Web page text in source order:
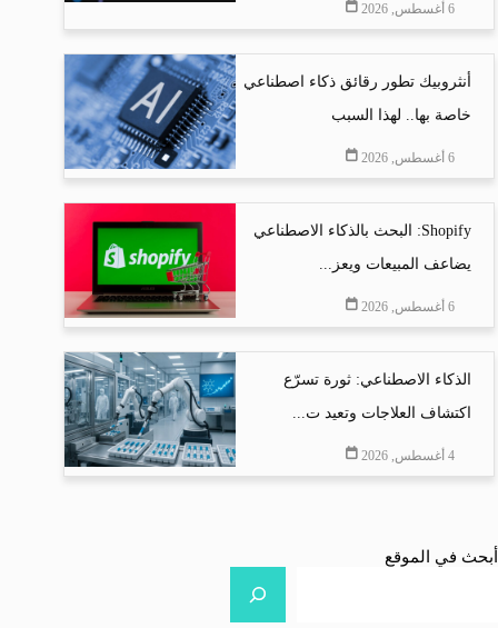
6 أغسطس, 2026
أنثروبيك تطور رقائق ذكاء اصطناعي
خاصة بها.. لهذا السبب
6 أغسطس, 2026
Shopify: البحث بالذكاء الاصطناعي
يضاعف المبيعات ويعز...
6 أغسطس, 2026
الذكاء الاصطناعي: ثورة تسرّع
اكتشاف العلاجات وتعيد ت...
4 أغسطس, 2026
أبحث في الموقع